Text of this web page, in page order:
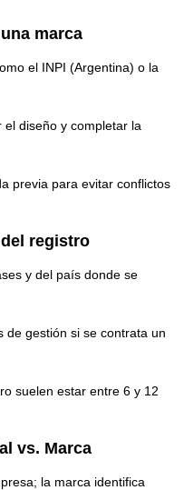
marca
el INPI (Argentina) o la
diseño y completar la
previa para evitar conflictos
registro
y del país donde se
de gestión si se contrata un
suelen estar entre 6 y 12
vs. Marca
la marca identifica